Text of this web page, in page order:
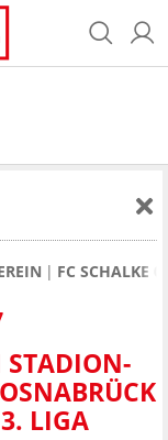
FC SCHALKE
STADION-
LIGA